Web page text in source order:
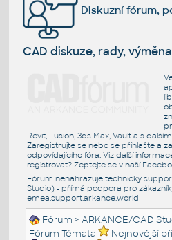
Diskuzní fórum,
CAD diskuze, rady,
Revit, Fusion, 3ds Max, Vault a s
Zaregistrujte se nebo se přihlašte a
odpovídajícího fóra. Viz další
registrovat? Zeptejte se v naší
Fórum nenahrazuje technický
Studio) - přímá podpora pro
emea.support.arkance.world
Fórum >ARKANCE/CAD
Fórum Témata
Nejnovější